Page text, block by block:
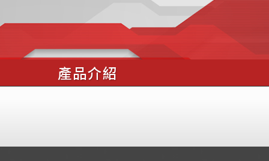
產品介紹